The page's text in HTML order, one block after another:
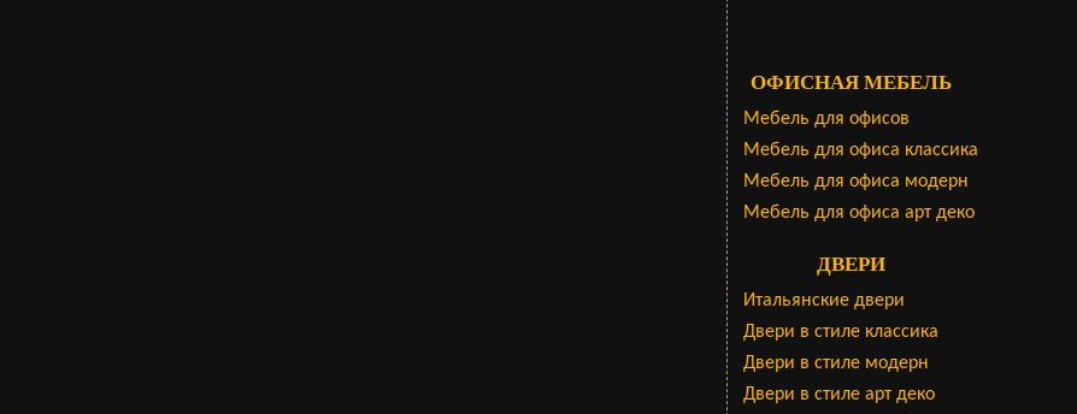
ОФИСНАЯ МЕБЕЛЬ
Мебель для офисов
Мебель для офиса классика
Мебель для офиса модерн
Мебель для офиса арт деко
ДВЕРИ
Итальянские двери
Двери в стиле классика
Двери в стиле модерн
Двери в стиле арт деко